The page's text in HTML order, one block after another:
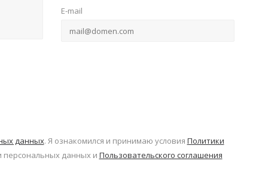
E-mail
данных. Я ознакомился и принимаю условия Политики
данных и Пользовательского соглашения